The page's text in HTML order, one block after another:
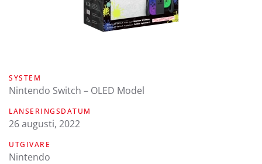
SYSTEM
Nintendo Switch – OLED Model
LANSERINGSDATUM
26 augusti, 2022
UTGIVARE
Nintendo